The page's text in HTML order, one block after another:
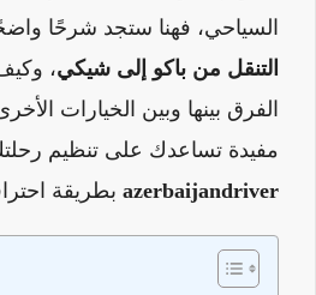
السياحي، فهنا ستجد شرحًا
التنقل من باكو إلى شيكي،
الفرق بينها وبين الخيارات
مفيدة تساعدك على تنظيم
azerbaijandriver بطريقة